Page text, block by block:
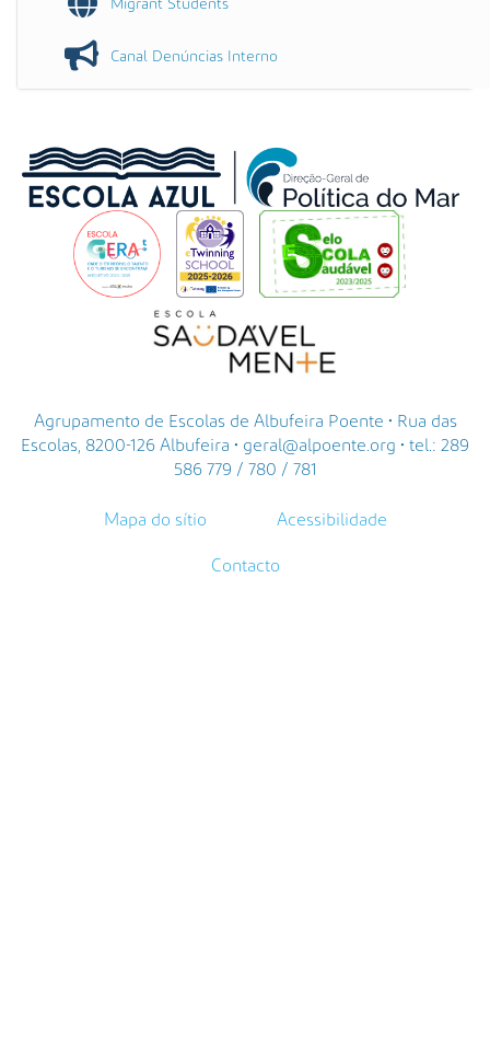
Migrant Students
Canal Denúncias Interno
Agrupamento de Escolas de Albufeira Poente • Rua das
Escolas, 8200-126 Albufeira • geral@alpoente.org • tel.: 289
586 779 / 780 / 781
Mapa do sítio Acessibilidade
Contacto